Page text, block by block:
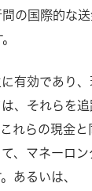
の国際的な
有効であり
、それらを
れらの現金と
、マネーロン
あるいは、